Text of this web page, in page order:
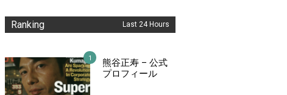
Ranking Last 24 Hours
熊谷正寿 – 公式
プロフィール